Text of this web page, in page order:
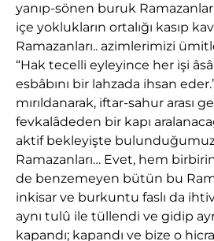
yanıp-sönen buruk
içe yoklukların ortalığı kasıp
Ramazanları.. azimlerimizi
“Hak tecelli eyleyince her işi
esbâbını bir lahzada ihsan
mırıldanarak, iftar-sahur arası
fevkalâdeden bir kapı
aktif bekleyişte
Ramazanları… Evet, hem
de benzemeyen bütün bu
inkisar ve burkuntu faslı da
aynı tulû ile tüllendi ve gidip
kapandı; kapandı ve bize o